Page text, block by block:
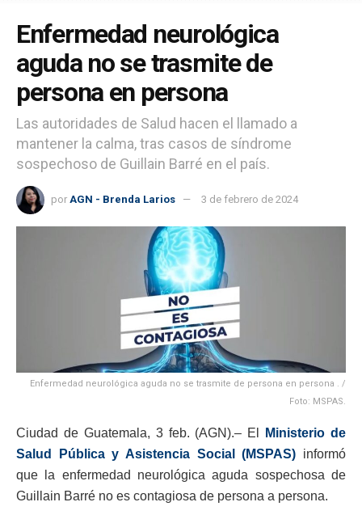
Enfermedad neurológica
aguda no se trasmite de
persona en persona
Las autoridades de Salud hacen el llamado a
mantener la calma, tras casos de síndrome
sospechoso de Guillain Barré en el país.
por AGN - Brenda Larios 3 de febrero de 2024
Enfermedad neurológica aguda no se trasmite de persona en persona . /
Foto: MSPAS.
Ciudad de Guatemala, 3 feb. (AGN).– El
Ministerio de
Salud Pública y Asistencia Social (MSPAS) informó
que la enfermedad neurológica aguda sospechosa de
Guillain Barré no es contagiosa de persona a persona.